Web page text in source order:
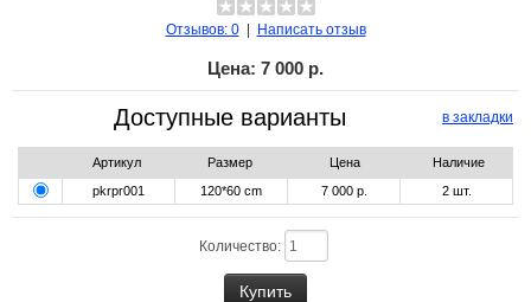
Отзывов: 0| Написать отзыв
Цена: 7 000 р.
в закладки
Доступные варианты
Артикул Размер Цена
Наличие
pkrpr001
120*60 cm 7 000 р. 2 шт.
Количество: